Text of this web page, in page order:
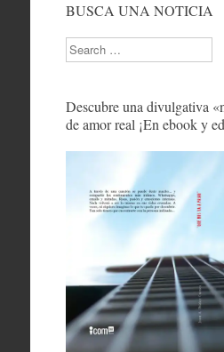
BUSCA UNA NOTICIA
Search
Descubre una divulgativa
de amor real ¡En ebook y